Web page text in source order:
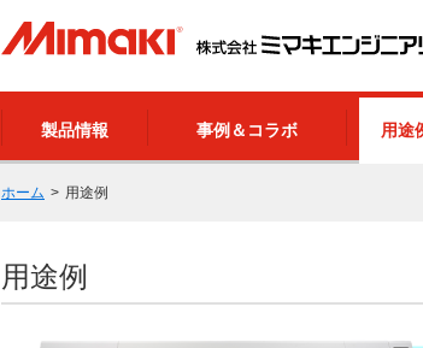
製品情報 事例＆コラボ 用途
ホーム 用途例
用途例